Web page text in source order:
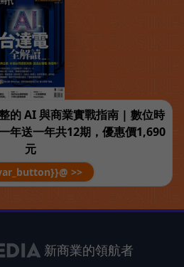
的 AI 與商業實戰指南 | 數位時
年送一年共12期，優惠價1,690
元
>>
新商業的領航者